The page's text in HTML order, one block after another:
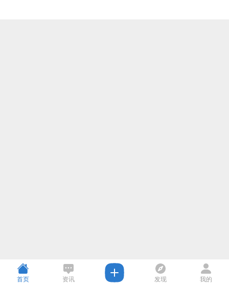
首页 资讯 发现 我的